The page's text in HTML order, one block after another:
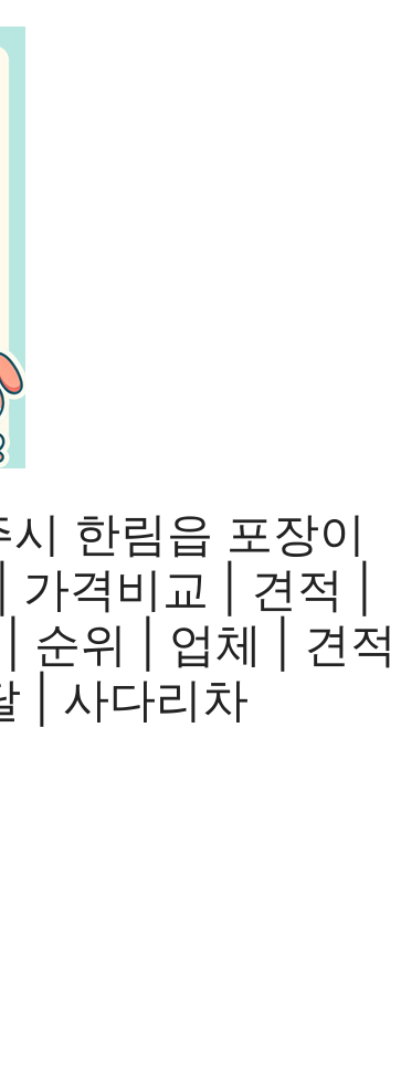
한림읍 포장이
격비교 | 견적 |
순위 | 업체 | 견적
| 사다리차